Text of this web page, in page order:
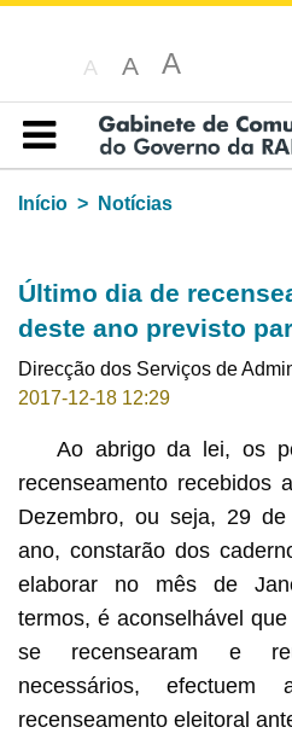
A A A
Índice
Início
Notícias
Último dia de
deste ano previsto
Direcção dos Serviços de
2017-12-18 12:29
Ao abrigo da lei, os
recenseamento recebidos
Dezembro, ou seja, 29
ano, constarão dos
elaborar no mês de
termos, é aconselhável
se recensearam e
necessários,
recenseamento eleitoral